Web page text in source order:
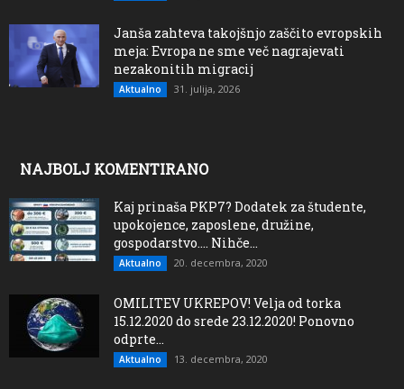
Janša zahteva takojšnjo zaščito evropskih
meja: Evropa ne sme več nagrajevati
nezakonitih migracij
Aktualno 31. julija, 2026
NAJBOLJ KOMENTIRANO
Kaj prinaša PKP7? Dodatek za študente,
upokojence, zaposlene, družine,
gospodarstvo…. Nihče...
Aktualno 20. decembra, 2020
OMILITEV UKREPOV! Velja od torka
15.12.2020 do srede 23.12.2020! Ponovno
odprte...
Aktualno 13. decembra, 2020